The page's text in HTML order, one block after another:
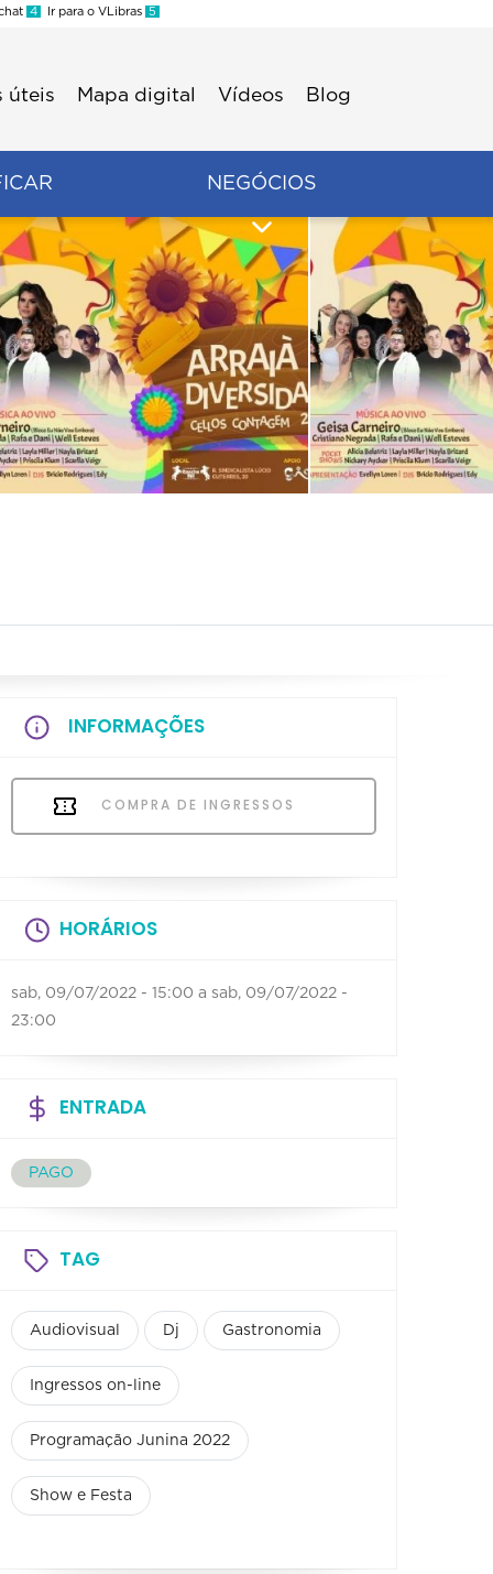
4 Ir para o VLibras 5
úteis Mapa digital Vídeos Blog
NEGÓCIOS
INFORMAÇÕES
COMPRA DE INGRESSOS
HORÁRIOS
sab, 09/07/2022 - 15:00 a sab, 09/07/2022 -
23:00
ENTRADA
PAGO
TAG
Audiovisual Dj Gastronomia
Ingressos on-line
Programação Junina 2022
Show e Festa